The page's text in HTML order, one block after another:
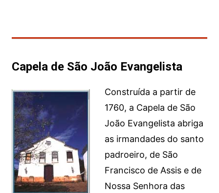
Capela de São João Evangelista
Construída a partir de
1760, a Capela de São
João Evangelista abriga
as irmandades do santo
padroeiro, de São
Francisco de Assis e de
Nossa Senhora das